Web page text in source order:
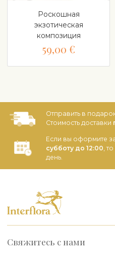
Роскошная
экзотическая
композиция
59,00 €
Отправить в
Стоимость доставки
Если вы оформите
субботу до 12:00 ,
день.
Свяжитесь с нами